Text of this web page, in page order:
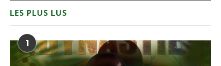
LES PLUS LUS
1